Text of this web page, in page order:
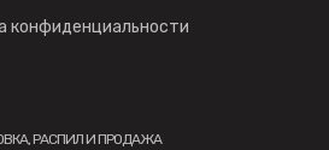
РАСПИЛ И ПРОДАЖА
конфиденциальности